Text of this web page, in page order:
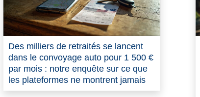
Des milliers de retraités se lancent
dans le convoyage auto pour 1 500 €
par mois : notre enquête sur ce que
les plateformes ne montrent jamais